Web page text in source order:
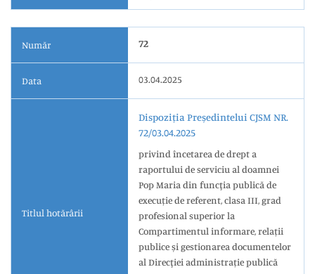
Număr 72
Data 03.04.2025
Titlul hotărârii
Dispoziția Președintelui CJSM NR.
72/03.04.2025
privind încetarea de drept a
raportului de serviciu al doamnei
Pop Maria din funcţia publică de
execuție de referent, clasa III, grad
profesional superior la
Compartimentul informare, relații
publice și gestionarea documentelor
al Direcţiei administrație publică